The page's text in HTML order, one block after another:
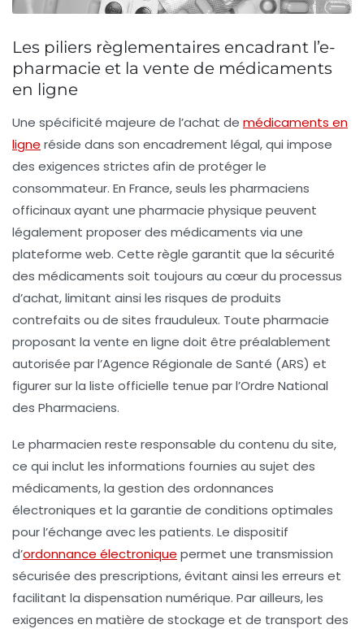
Les piliers règlementaires encadrant l’e-
pharmacie et la vente de médicaments
en ligne
Une spécificité majeure de l’achat de médicaments en
ligne réside dans son encadrement légal, qui impose
des exigences strictes afin de protéger le
consommateur. En France, seuls les pharmaciens
officinaux ayant une pharmacie physique peuvent
légalement proposer des médicaments via une
plateforme web. Cette règle garantit que la sécurité
des médicaments soit toujours au cœur du processus
d’achat, limitant ainsi les risques de produits
contrefaits ou de sites frauduleux. Toute pharmacie
proposant la vente en ligne doit être préalablement
autorisée par l’Agence Régionale de Santé (ARS) et
figurer sur la liste officielle tenue par l’Ordre National
des Pharmaciens.
Le pharmacien reste responsable du contenu du site,
ce qui inclut les informations fournies au sujet des
médicaments, la gestion des ordonnances
électroniques et la garantie de conditions optimales
pour l’échange avec les patients. Le dispositif
d’ordonnance électronique permet une transmission
sécurisée des prescriptions, évitant ainsi les erreurs et
facilitant la dispensation numérique. Par ailleurs, les
exigences en matière de stockage et de transport des